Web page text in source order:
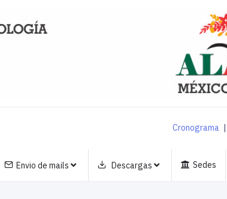
Cronograma |
Envio de mails Descargas Sedes